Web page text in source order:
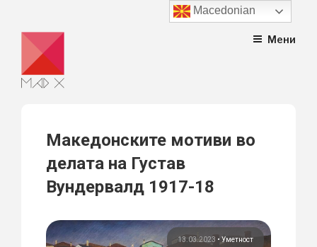
content
Мени
Македонските мотиви во
делата на Густав
Вундервалд 1917-18
13.03.2023 • Уметност
Macedonian